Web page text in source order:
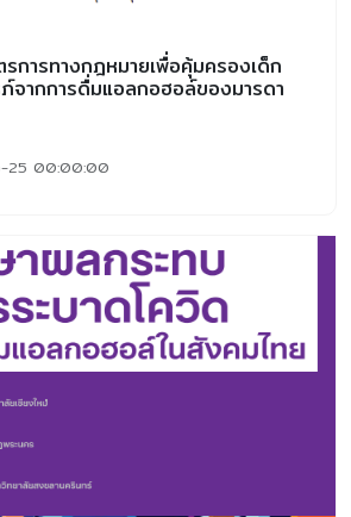
การทางกฎหมายเพื่อคุ้มครองเด็ก
จากการดื่มแอลกอฮอล์ของมารดา
25 00:00:00